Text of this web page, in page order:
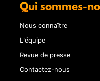
Qui sommes-
Nous connaître
L'équipe
Revue de presse
Contactez-nous